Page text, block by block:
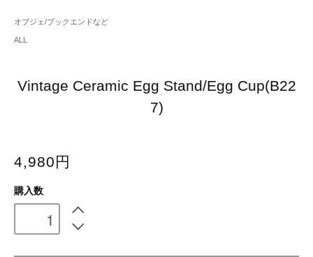
オブジェ/ブックエンドなど
ALL
Vintage Ceramic Egg Stand/Egg Cup(B22
7)
4,980円
購入数